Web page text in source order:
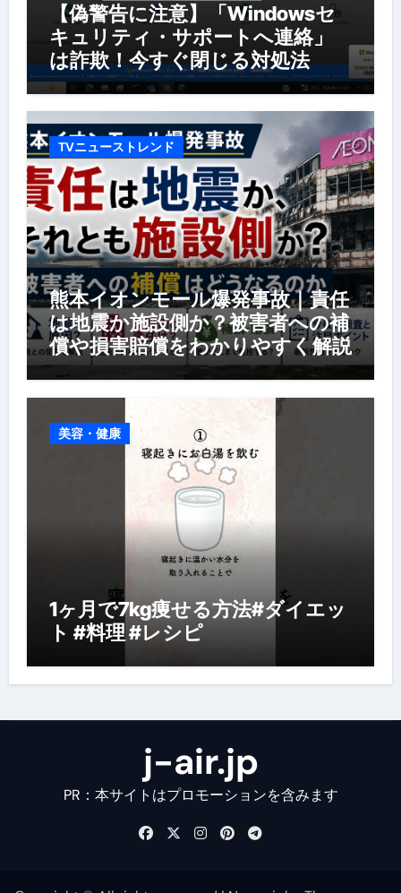
【偽警告に注意】「Windowsセ
キュリティ・サポートへ連絡」
は詐欺！今すぐ閉じる対処法
TVニューストレンド
熊本イオンモール爆発事故｜責任
は地震か施設側か？被害者への補
償や損害賠償をわかりやすく解説
美容・健康
1ヶ月で7kg痩せる方法#ダイエッ
ト #料理 #レシピ
j-air.jp
PR：本サイトはプロモーションを含みます